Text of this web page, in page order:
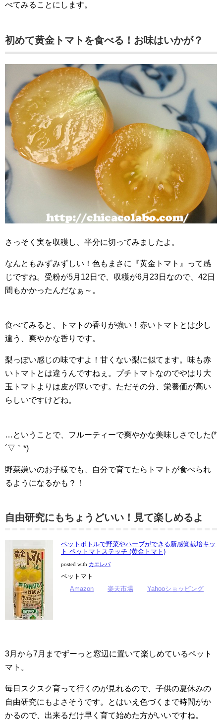
べてみることにします。
初めて黄金トマトを食べる！お味はいかが？
さっそく実を収穫し、半分に切ってみましたよ。
なんともみずみずしい！色もまさに『黄金トマト』って感
じですね。受粉が5月12日で、収穫が6月23日なので、42日
間もかかったんだなぁ～。
食べてみると、トマトの香りが強い！赤いトマトとは少し
違う、爽やかな香りです。
梨っぽい感じの味ですよ！甘くない梨に似てます。味も赤
いトマトとは違うんですねぇ。プチトマトなのでやはり大
玉トマトよりは皮が厚いです。ただその分、栄養価が高い
らしいですけどね。
…ということで、フルーティーで爽やかな美味しさでした(*
´▽｀*)
野菜嫌いのお子様でも、自分で育てたらトマトが食べられ
るようになるかも？！
自由研究にもちょうどいい！見て楽しめるよ
ペットボトルで野菜やハーブができる新感覚栽培キッ
ト ペットマトステッチ (黄金トマト)
posted with カエレバ
ペットマト
Amazon
楽天市場 Yahooショッピング
3月から7月までずーっと窓辺に置いて楽しめているペット
マト。
毎日スクスク育って行くのが見れるので、子供の夏休みの
自由研究にもよさそうです。とはいえ色づくまで時間がか
かるので、出来るだけ早く育て始めた方がいいですね。